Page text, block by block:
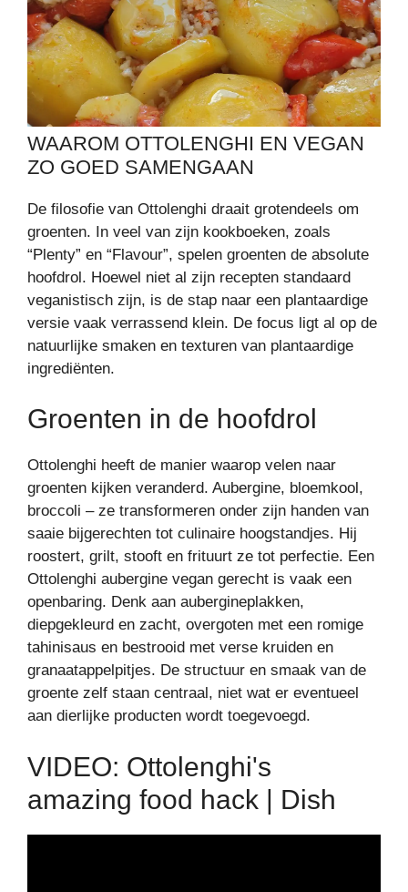
WAAROM OTTOLENGHI EN VEGAN
ZO GOED SAMENGAAN
De filosofie van Ottolenghi draait grotendeels om
groenten. In veel van zijn kookboeken, zoals
“Plenty” en “Flavour”, spelen groenten de absolute
hoofdrol. Hoewel niet al zijn recepten standaard
veganistisch zijn, is de stap naar een plantaardige
versie vaak verrassend klein. De focus ligt al op de
natuurlijke smaken en texturen van plantaardige
ingrediënten.
Groenten in de hoofdrol
Ottolenghi heeft de manier waarop velen naar
groenten kijken veranderd. Aubergine, bloemkool,
broccoli – ze transformeren onder zijn handen van
saaie bijgerechten tot culinaire hoogstandjes. Hij
roostert, grilt, stooft en frituurt ze tot perfectie. Een
Ottolenghi aubergine vegan gerecht is vaak een
openbaring. Denk aan aubergineplakken,
diepgekleurd en zacht, overgoten met een romige
tahinisaus en bestrooid met verse kruiden en
granaatappelpitjes. De structuur en smaak van de
groente zelf staan centraal, niet wat er eventueel
aan dierlijke producten wordt toegevoegd.
VIDEO: Ottolenghi's
amazing food hack | Dish